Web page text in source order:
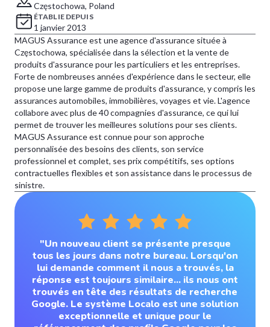
Częstochowa, Poland
ÉTABLIE DEPUIS
1 janvier 2013
MAGUS Assurance est une agence d'assurance située à
Częstochowa, spécialisée dans la sélection et la vente de
produits d'assurance pour les particuliers et les entreprises.
Forte de nombreuses années d'expérience dans le secteur, elle
propose une large gamme de produits d'assurance, y compris les
assurances automobiles, immobilières, voyages et vie. L'agence
collabore avec plus de 40 compagnies d'assurance, ce qui lui
permet de trouver les meilleures solutions pour ses clients.
MAGUS Assurance est connue pour son approche
personnalisée des besoins des clients, son service
professionnel et complet, ses prix compétitifs, ses options
contractuelles flexibles et son assistance dans le processus de
sinistre.
"Un nouveau client se présente presque
tous les jours dans notre bureau. Lorsqu'on
lui demande comment il nous a trouvés, la
réponse est toujours similaire... ils nous ont
trouvés en tête des résultats de recherche
Google. Le système Localo est une solution
exceptionnelle et unique pour le